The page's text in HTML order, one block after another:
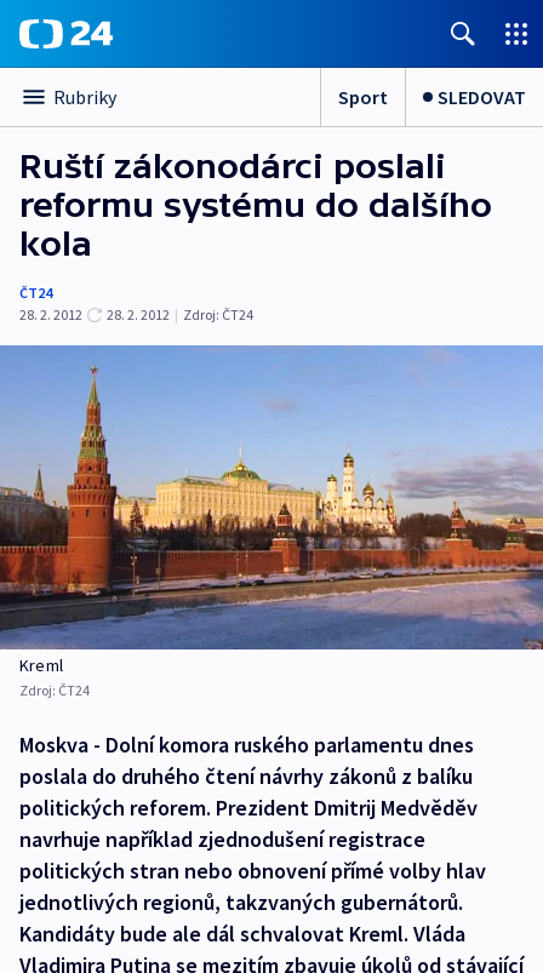
Rubriky Sport SLEDOVAT
Ruští zákonodárci poslali
reformu systému do dalšího
kola
ČT24
28. 2. 2012
28. 2. 2012 | Zdroj: ČT24
Kreml
Zdroj: ČT24
Moskva - Dolní komora ruského parlamentu dnes
poslala do druhého čtení návrhy zákonů z balíku
politických reforem. Prezident Dmitrij Medvěděv
navrhuje například zjednodušení registrace
politických stran nebo obnovení přímé volby hlav
jednotlivých regionů, takzvaných gubernátorů.
Kandidáty bude ale dál schvalovat Kreml. Vláda
Vladimira Putina se mezitím zbavuje úkolů od stávající